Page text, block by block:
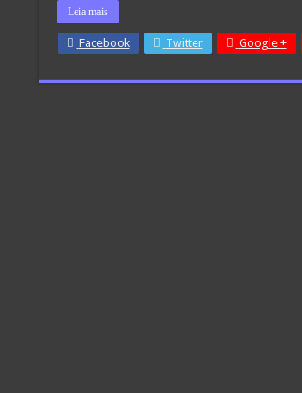
Leia mais
Facebook Twitter Google +